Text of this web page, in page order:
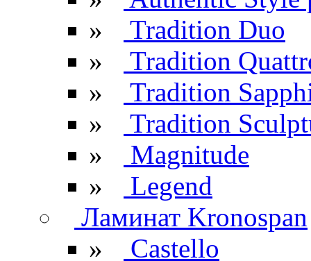
»
Tradition Duo
»
Tradition
»
Tradition
»
Tradition
»
Magnitude
»
Legend
Ламинат Kronospan
»
Castello